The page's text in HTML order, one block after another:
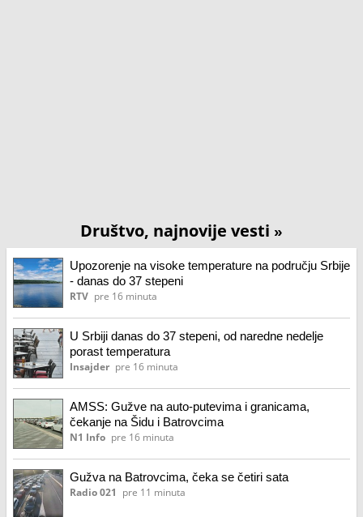
Društvo, najnovije vesti »
Upozorenje na visoke temperature na području Srbije
- danas do 37 stepeni
RTV pre 16 minuta
U Srbiji danas do 37 stepeni, od naredne nedelje
porast temperatura
Insajder pre 16 minuta
AMSS: Gužve na auto-putevima i granicama,
čekanje na Šidu i Batrovcima
N1 Info pre 16 minuta
Gužva na Batrovcima, čeka se četiri sata
Radio 021 pre 11 minuta